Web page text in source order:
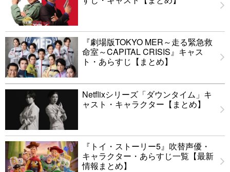
『劇場版TOKYO MER～走る緊急救
命室～CAPITAL CRISIS』キャス
ト・あらすじ【まとめ】
Netflixシリーズ「ダウンタイム」キ
ャスト・キャラクター【まとめ】
『トイ・ストーリー5』吹替声優・
キャラクター・あらすじ一覧【最新
情報まとめ】